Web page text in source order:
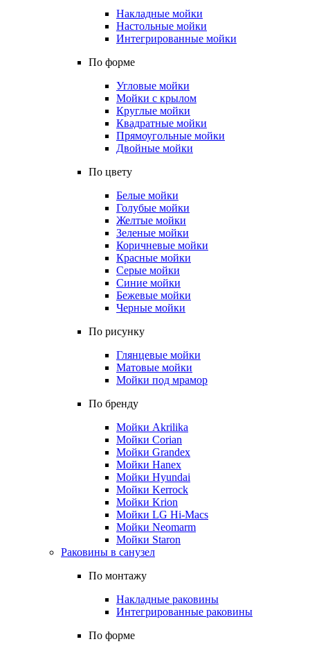
Накладные мойки
Настольные мойки
Интегрированные мойки
По форме
Угловые мойки
Мойки с крылом
Круглые мойки
Квадратные мойки
Прямоугольные мойки
Двойные мойки
По цвету
Белые мойки
Голубые мойки
Желтые мойки
Зеленые мойки
Коричневые мойки
Красные мойки
Серые мойки
Синие мойки
Бежевые мойки
Черные мойки
По рисунку
Глянцевые мойки
Матовые мойки
Мойки под мрамор
По бренду
Мойки Akrilika
Мойки Corian
Мойки Grandex
Мойки Hanex
Мойки Hyundai
Мойки Kerrock
Мойки Krion
Мойки LG Hi-Macs
Мойки Neomarm
Мойки Staron
Раковины в санузел
По монтажу
Накладные раковины
Интегрированные раковины
По форме